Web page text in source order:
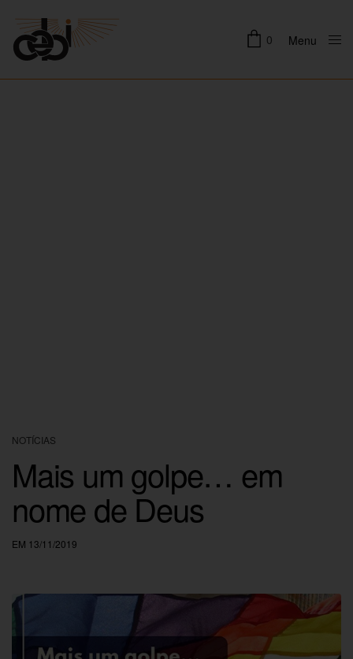
0 Menu
NOTÍCIAS
Mais um golpe… em
nome de Deus
EM 13/11/2019